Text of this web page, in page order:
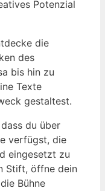
Potenzial
die
des
bis hin zu
Texte
gestaltest.
dass du über
verfügst, die
eingesetzt zu
Stift, öffne dein
Bühne